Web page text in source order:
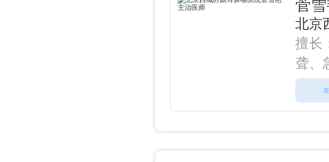
菅
北京
擅长
聋、
窦炎
急性